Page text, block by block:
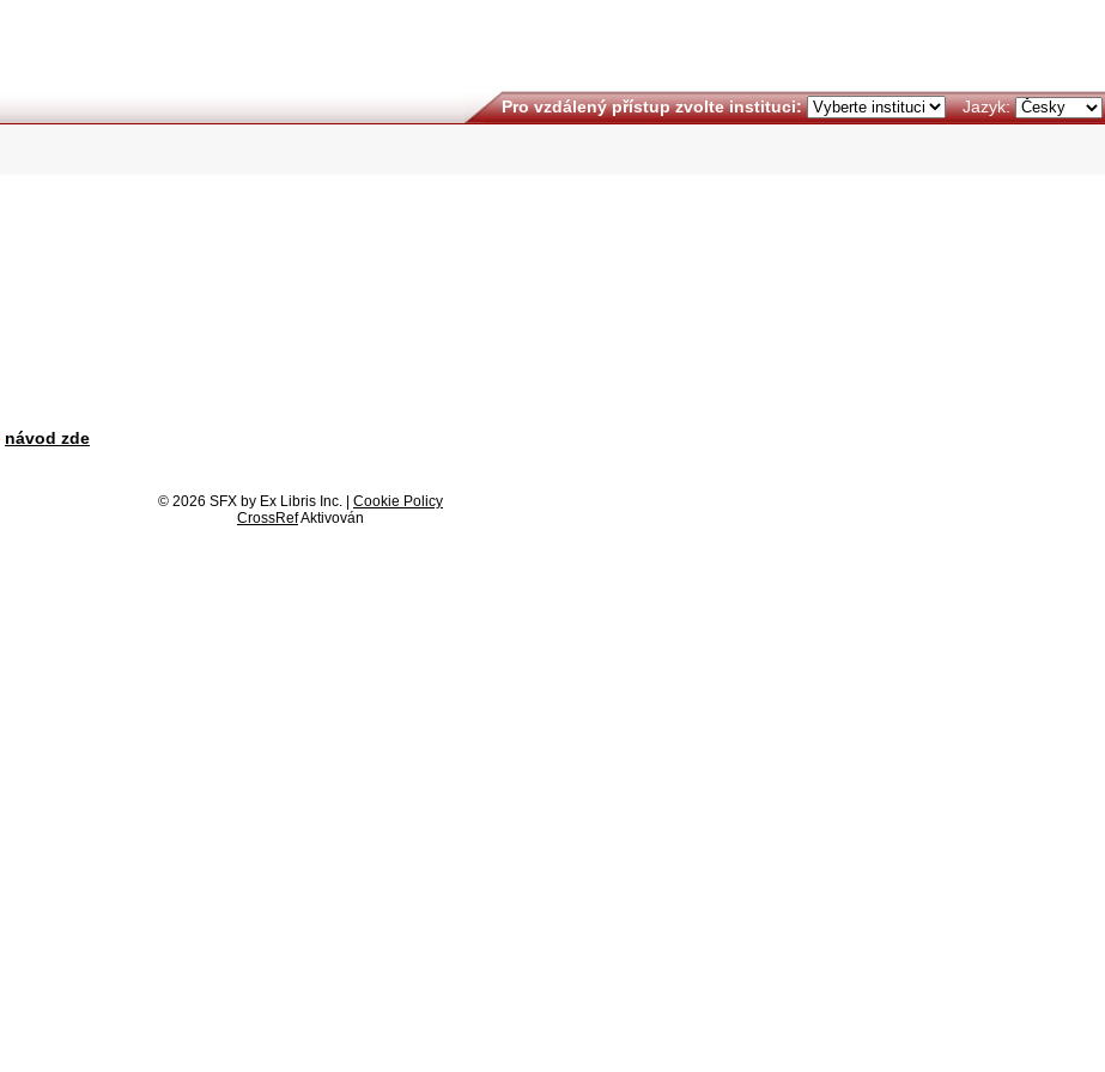
Pro vzdálený přístup zvolte instituci: Jazyk:
návod zde
© 2026 SFX by Ex Libris Inc. | Cookie Policy
CrossRefAktivován